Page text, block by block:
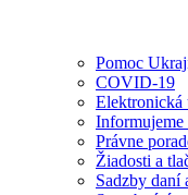
Pomoc
COVID-19
Elektronická
Informujeme
Právne
Žiadosti a
Sadzby daní